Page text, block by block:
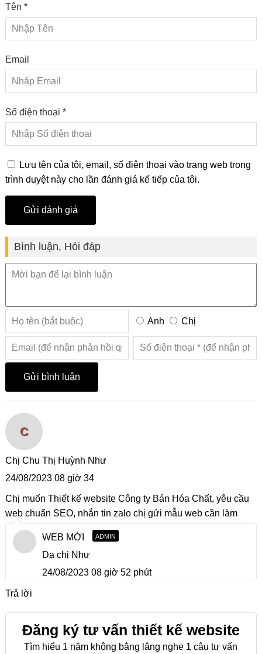
Tên *
Email
Số điện thoại *
Lưu tên của tôi, email, số điện thoại vào trang web trong
trình duyệt này cho lần đánh giá kế tiếp của tôi.
Bình luận, Hỏi đáp
Anh Chị
C
Chị Chu Thị Huỳnh Như
24/08/2023 08 giờ 34
Chị muốn Thiết kế website Công ty Bán Hóa Chất, yêu cầu
web chuẩn SEO, nhắn tin zalo chị gửi mẫu web cần làm
WEB MỚI ADMIN
Dạ chị Như
24/08/2023 08 giờ 52 phút
Trả lời
Đăng ký tư vấn thiết kế website
Tìm hiểu 1 năm không bằng lắng nghe 1 câu tư vấn